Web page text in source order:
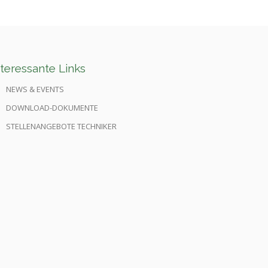
Links
NEWS & EVENTS
DOWNLOAD-DOKUMENTE
STELLENANGEBOTE TECHNIKER